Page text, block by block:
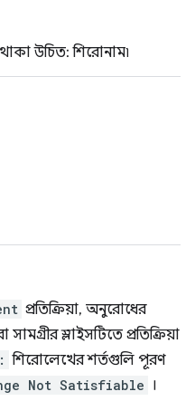
উচিত: শিরোনাম৷
প্রতিক্রিয়া, অনুরোধের
সামগ্রীর স্লাইসটিতে প্রতিক্রিয়া
শিরোলেখের শর্তগুলি পূরণ
Not Satisfiable ।